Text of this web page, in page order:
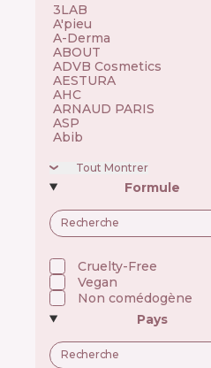
3LAB 🇺🇸
A'pieu 🇰🇷
A-Derma 🇫🇷
ABOUT 🇺🇦
ADVB Cosmetics 🇹🇷
AESTURA 🇰🇷
AHC 🇰🇷
ARNAUD PARIS 🇫🇷
ASP 🇬🇧
Abib 🇰🇷
Achroactive Max 🇧🇬
Acnemy 🇪🇸
Acure 🇺🇸
Acwell 🇰🇷
Ada Tina 🇧🇷
Aesop 🇦🇺
Alfaparf 🇮🇹
Allen Mak 🇧🇬
Allies of Skin 🇸🇬
Alpecin 🇩🇪
Alpha H 🇦🇺
Amway 🇺🇸
Anastasia Beverly Hills 🇺🇸
Tout Montrer
Formule
Cruelty-Free
Vegan
Non comédogène
Pays